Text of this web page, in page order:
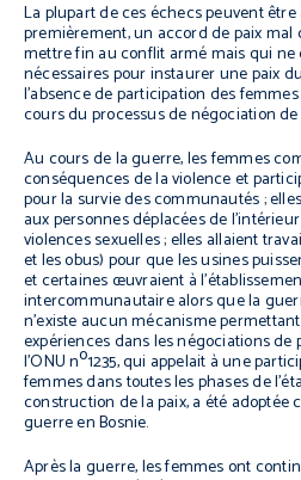
La plupart de ces échecs peuvent
premièrement, un accord de paix
mettre fin au conflit armé mais qui ne
nécessaires pour instaurer une paix
l'absence de participation des
cours du processus de négociation
Au cours de la guerre, les femmes
conséquences de la violence et
pour la survie des communautés ;
aux personnes déplacées de
violences sexuelles ; elles allaient
et les obus) pour que les usines
et certaines œuvraient à
intercommunautaire alors que la
n'existe aucun mécanisme
expériences dans les négociations de
l'ONU no1235, qui appelait à une
femmes dans toutes les phases de
construction de la paix, a été adoptée
guerre en Bosnie.
Après la guerre, les femmes ont